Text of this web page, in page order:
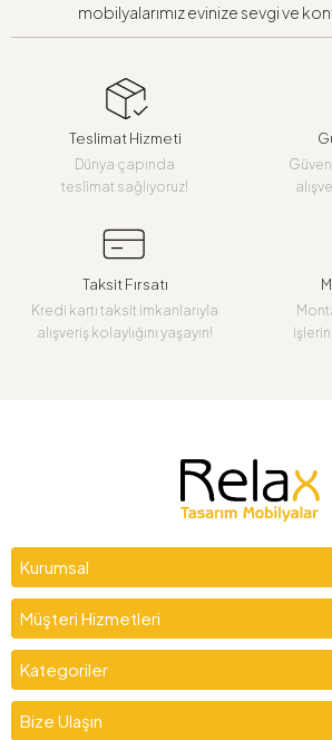
mobilyalarımız evinize sevgi ve
Teslimat Hizmeti
Dünya çapında
teslimat sağlıyoruz!
Taksit Fırsatı
Kredi kartı taksit imkanlarıyla
alışveriş kolaylığını yaşayın!
Kurumsal
Müşteri Hizmetleri
Kategoriler
Bize Ulaşın